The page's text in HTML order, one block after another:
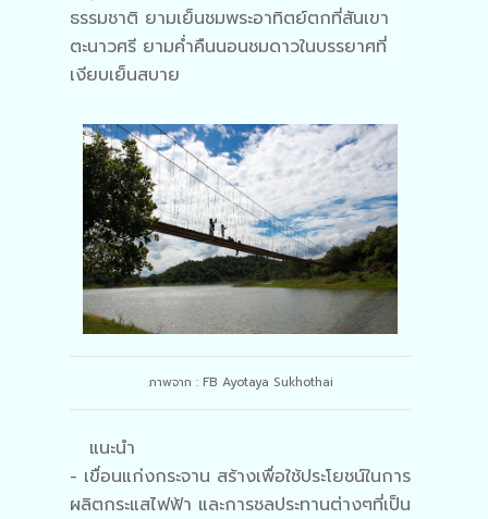
ธรรมชาติ ยามเย็นชมพระอาทิตย์ตกที่สันเขา
ตะนาวศรี ยามค่ำคืนนอนชมดาวในบรรยาศที่
เงียบเย็นสบาย
ภาพจาก : FB Ayotaya Sukhothai
แนะนำ
- เขื่อนแก่งกระจาน สร้างเพื่อใช้ประโยชน์ในการ
ผลิตกระแสไฟฟ้า และการชลประทานต่างๆที่เป็น